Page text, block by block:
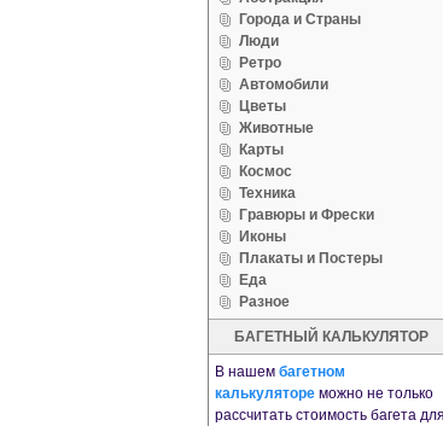
Города и Страны
Люди
Ретро
Автомобили
Цветы
Животные
Карты
Космос
Техника
Гравюры и Фрески
Иконы
Плакаты и Постеры
Еда
Разное
БАГЕТНЫЙ КАЛЬКУЛЯТОР
В нашем багетном
калькуляторе можно не только
рассчитать стоимость багета для